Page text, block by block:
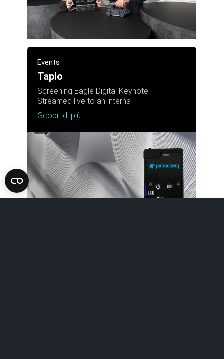
Events
Tapio
Screening Eagle Digital Keynote.
Streamed live to an interna
Scopri di più